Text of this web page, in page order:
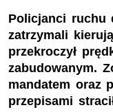
Policjanci ruchu
zatrzymali
przekroczył
zabudowanym.
mandatem oraz
przepisami